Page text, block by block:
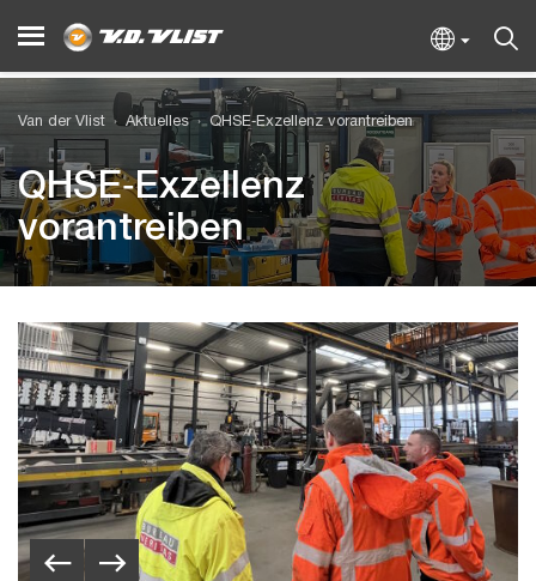
Van der Vlist Aktuelles QHSE‑Exzellenz vorantreiben
QHSE‑Exzellenz
vorantreiben